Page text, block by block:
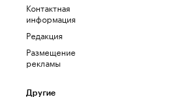
Контактная
информация
Редакция
Размещение
рекламы
Другие